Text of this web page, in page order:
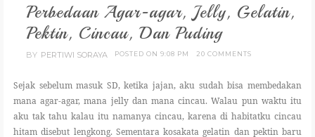
Perbedaan Agar-agar, Jelly, Gelatin,
Pektin, Cincau, Dan Puding
BY PERTIWI SORAYA POSTED ON 9:08 PM 20 COMMENTS
Sejak sebelum masuk SD, ketika jajan, aku sudah bisa membedakan
mana agar-agar, mana jelly dan mana cincau. Walau pun waktu itu
aku tak tahu kalau itu namanya cincau, karena di habitatku cincau
hitam disebut lengkong. Sementara kosakata gelatin dan pektin baru